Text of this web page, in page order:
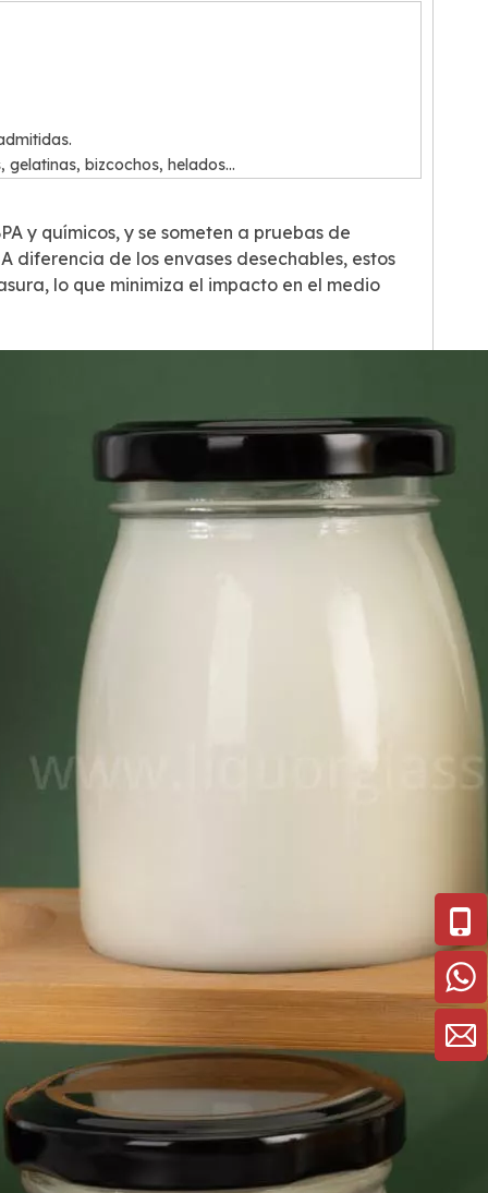
bizcochos, helados...
y químicos, y se someten a pruebas de
de los envases desechables, estos
lo que minimiza el impacto en el medio